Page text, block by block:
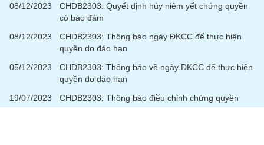
08/12/2023
CHDB2303: Quyết định hủy niêm yết chứng quyền
có bảo đảm
08/12/2023
CHDB2303: Thông báo ngày ĐKCC để thực hiện
quyền do đáo hạn
05/12/2023
CHDB2303: Thông báo về ngày ĐKCC để thực hiện
quyền do đáo hạn
19/07/2023
CHDB2303: Thông báo điều chỉnh chứng quyền